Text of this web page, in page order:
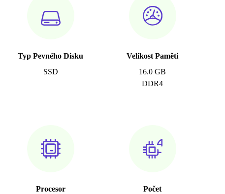
Typ Pevného Disku
SSD
Velikost Paměti
16.0 GB
DDR4
Procesor
Počet